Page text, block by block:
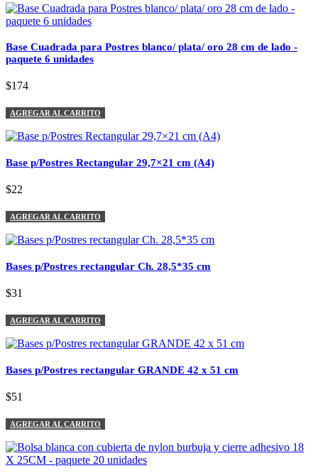
Base Cuadrada para Postres blanco/ plata/ oro 28 cm de lado -
paquete 6 unidades
$174
AGREGAR AL CARRITO
Base p/Postres Rectangular 29,7×21 cm (A4)
$22
AGREGAR AL CARRITO
Bases p/Postres rectangular Ch. 28,5*35 cm
$31
AGREGAR AL CARRITO
Bases p/Postres rectangular GRANDE 42 x 51 cm
$51
AGREGAR AL CARRITO